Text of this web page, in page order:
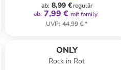
ab: 8,99 €regulär
ab: 7,99 € mit family
UVP: 44,99 €*
ONLY
Rock in Rot